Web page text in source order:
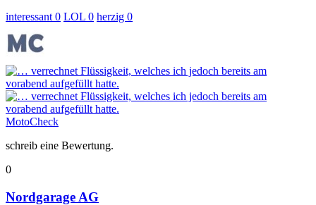
interessant 0 LOL 0 herzig 0
MotoCheck
schreib eine Bewertung.
0
Nordgarage AG